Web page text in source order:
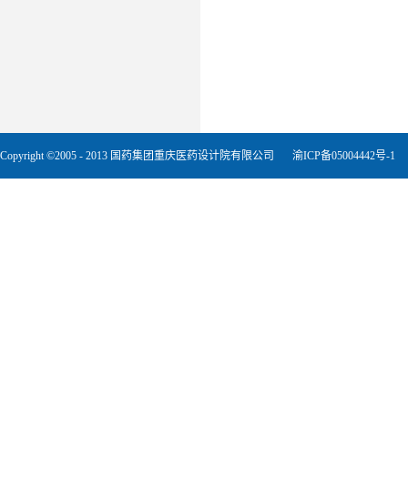
Copyright ©2005 - 2013 国药集团重庆医药设计院有限公司 渝ICP备05004442号-1